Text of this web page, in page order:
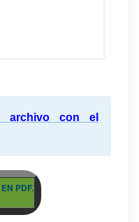
archivo con el
PDF.